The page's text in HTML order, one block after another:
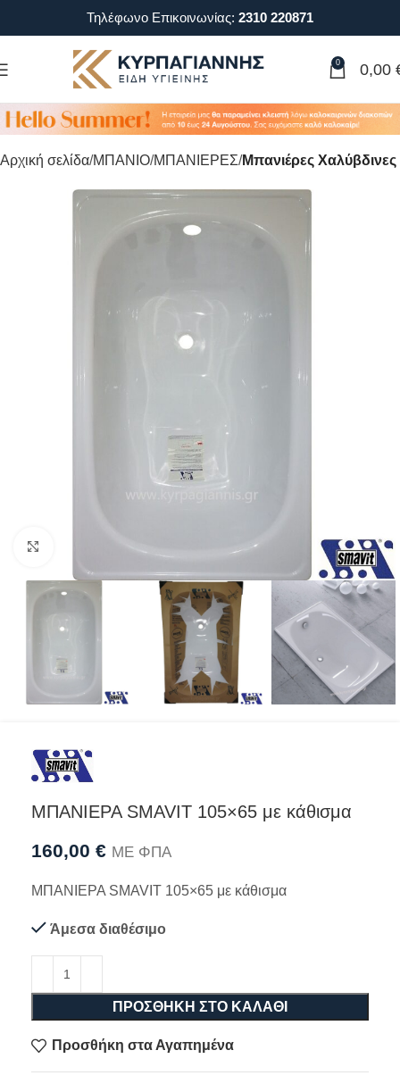
Τηλέφωνο Επικοινωνίας: 2310 220871
0 0,00
Αρχική σελίδα ΜΠΑΝΙΟ ΜΠΑΝΙΕΡΕΣ Μπανιέρες Χαλύβδινες
ΜΠΑΝΙΕΡΑ SMAVIT 105×65 με κάθισμα
160,00 € ΜΕ ΦΠΑ
ΜΠΑΝΙΕΡΑ SMAVIT 105×65 με κάθισμα
Άμεσα διαθέσιμο
ΠΡΟΣΘΉΚΗ ΣΤΟ ΚΑΛΆΘΙ
Προσθήκη στα Αγαπημένα